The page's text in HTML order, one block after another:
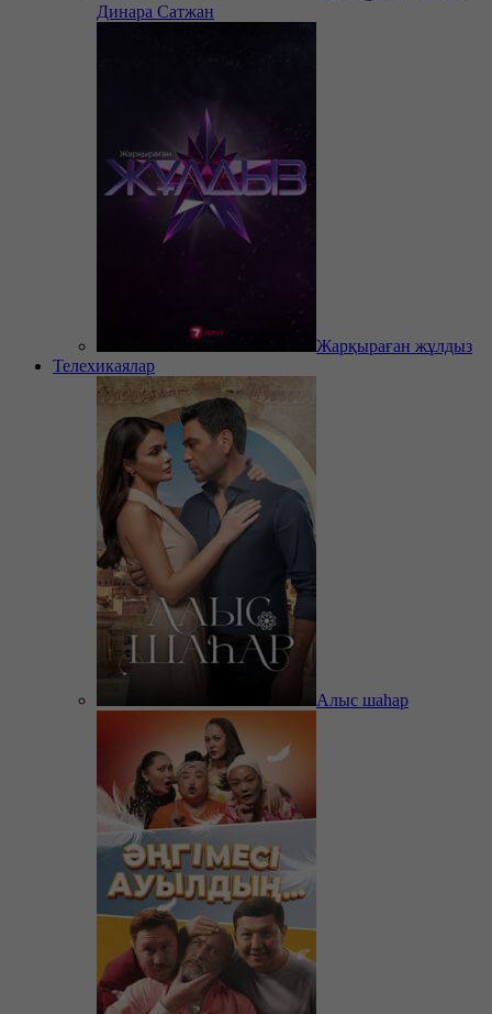
Динара Сатжан
Жарқыраған жұлдыз
Телехикаялар
Алыс шаһар